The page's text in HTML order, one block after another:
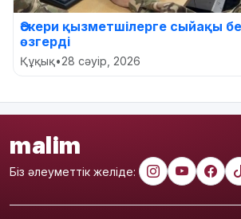
Әскери қызметшілерге сыйақы
өзгерді
Құқық•28 сәуір, 2026
malim
Біз әлеуметтік желіде: